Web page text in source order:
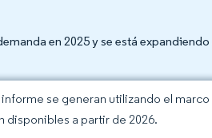
en 2025 y se está
se generan utilizando el
disponibles a partir de 2026.